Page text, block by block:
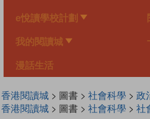
e悅讀學校計劃
我的閱讀城
漫話生活
香港閱讀城> 圖書 > 社會科學 > 政
香港閱讀城> 圖書 > 社會科學 > 社